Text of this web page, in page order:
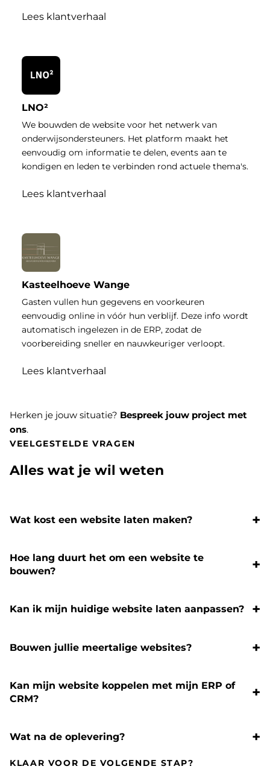
Lees klantverhaal
LNO²
We bouwden de website voor het netwerk van
onderwijsondersteuners. Het platform maakt het
eenvoudig om informatie te delen, events aan te
kondigen en leden te verbinden rond actuele thema's.
Lees klantverhaal
Kasteelhoeve Wange
Gasten vullen hun gegevens en voorkeuren
eenvoudig online in vóór hun verblijf. Deze info wordt
automatisch ingelezen in de ERP, zodat de
voorbereiding sneller en nauwkeuriger verloopt.
Lees klantverhaal
Herken je jouw situatie? Bespreek jouw project met
ons.
VEELGESTELDE VRAGEN
Alles wat je wil weten
Wat kost een website laten maken?
Hoe lang duurt het om een website te
bouwen?
Kan ik mijn huidige website laten aanpassen?
Bouwen jullie meertalige websites?
Kan mijn website koppelen met mijn ERP of
CRM?
Wat na de oplevering?
KLAAR VOOR DE VOLGENDE STAP?